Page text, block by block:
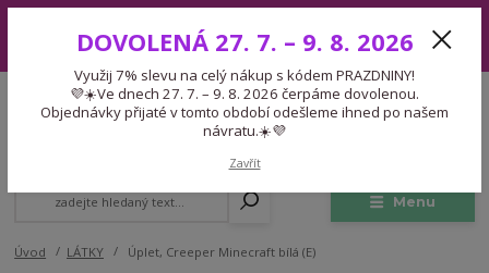
7. – 9. 8. 2026 čerpáme dovolenou. Objednávky přijaté v tomto období
odešleme ihned po našem návratu.☀️💜
Menu
CZK
Expedice 775 866 913
Po-Čt 9-15:30 Pá 9-14:30 Pauza 13-13:45
Úvod LÁTKY Úplet, Creeper Minecraft bílá (E)
DOVOLENÁ 27. 7. – 9. 8. 2026
Využij 7% slevu na celý nákup s kódem PRAZDNINY!
💜☀️Ve dnech 27. 7. – 9. 8. 2026 čerpáme dovolenou.
Objednávky přijaté v tomto období odešleme ihned po našem
návratu.☀️💜
Zavřít